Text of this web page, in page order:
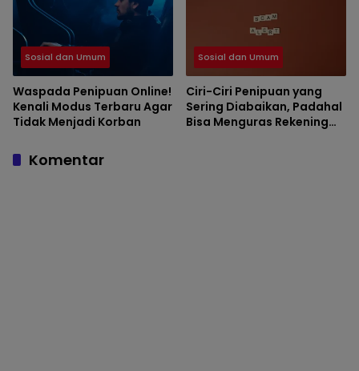
Sosial dan Umum
Waspada Penipuan Online!
Kenali Modus Terbaru Agar
Tidak Menjadi Korban
Sosial dan Umum
Ciri-Ciri Penipuan yang
Sering Diabaikan, Padahal
Bisa Menguras Rekening
Komentar